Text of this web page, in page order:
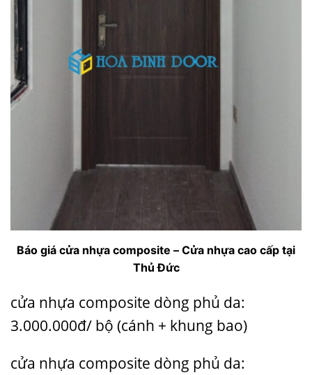
Báo giá cửa nhựa composite – Cửa nhựa cao cấp tại
Thủ Đức
cửa nhựa composite dòng phủ da:
3.000.000đ/ bộ (cánh + khung bao)
cửa nhựa composite dòng phủ da: